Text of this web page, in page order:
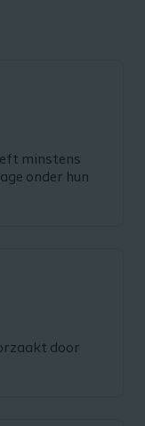
minstens
onder hun
door